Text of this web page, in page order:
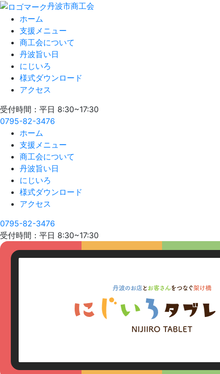
丹波市商工会
ホーム
支援メニュー
商工会について
丹波旨い日
にじいろ
様式ダウンロード
アクセス
受付時間：平日 8:30~17:30
0795-82-3476
ホーム
支援メニュー
商工会について
丹波旨い日
にじいろ
様式ダウンロード
アクセス
0795-82-3476
受付時間：平日 8:30~17:30